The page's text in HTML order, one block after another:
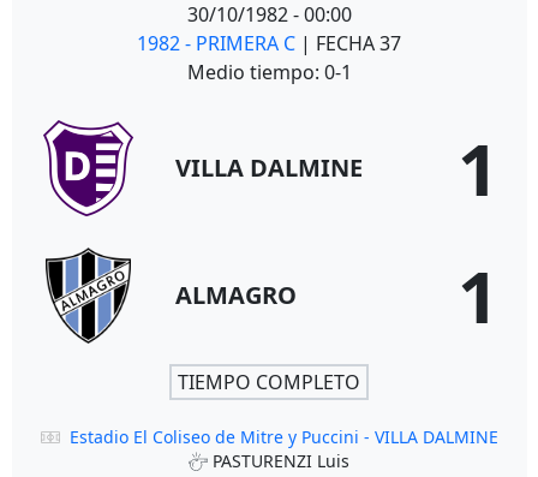
30/10/1982 - 00:00
1982 - PRIMERA C | FECHA 37
Medio tiempo: 0-1
VILLA DALMINE 1
ALMAGRO 1
TIEMPO COMPLETO
Estadio El Coliseo de Mitre y Puccini - VILLA DALMINE
PASTURENZI Luis